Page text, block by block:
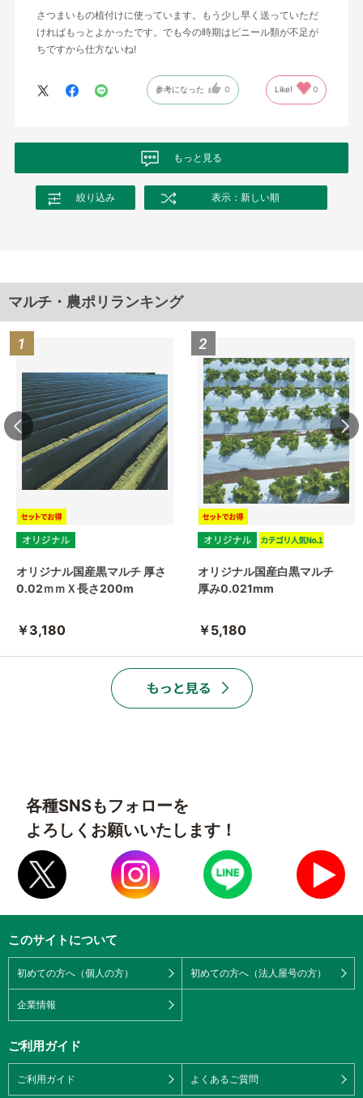
さつまいもの植付けに使っています。もう少し早く送っていただ
ければもっとよかったです。でも今の時期はビニール類が不足が
ちですから仕方ないね!
参考になった 0 Like! 0
もっと見る
絞り込み 表示：新しい順
マルチ・農ポリランキング
オリジナル国産黒マルチ 厚さ
0.02ｍｍＸ長さ200m
￥3,180
オリジナル国産白黒マルチ
厚み0.021mm
￥5,180
各種SNSもフォローを
よろしくお願いいたします！
このサイトについて
初めての方へ（個人の方） 初めての方へ（法人屋号の方）
企業情報
ご利用ガイド
ご利用ガイド よくあるご質問